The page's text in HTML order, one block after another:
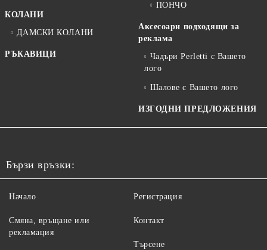
КОЛАНИ
ДАМСКИ КОЛАНИ
РЪКАВИЦИ
ПОНЧО
Аксесоари подходящи за
реклама
Чадъри Perletti с Вашето
лого
Шалове с Вашето лого
ИЗГОДНИ ПРЕДЛОЖЕНИЯ
Бързи връзки:
Начало
Смяна, връщане или
рекламация
Регистрация
Контакт
Търсене